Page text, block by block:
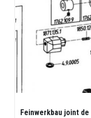
Feinwerkbau joint de